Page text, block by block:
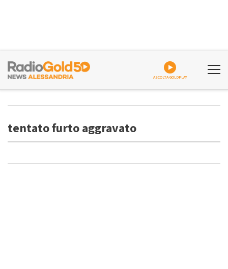
ASCOLTA GOLDPLAY
tentato furto aggravato